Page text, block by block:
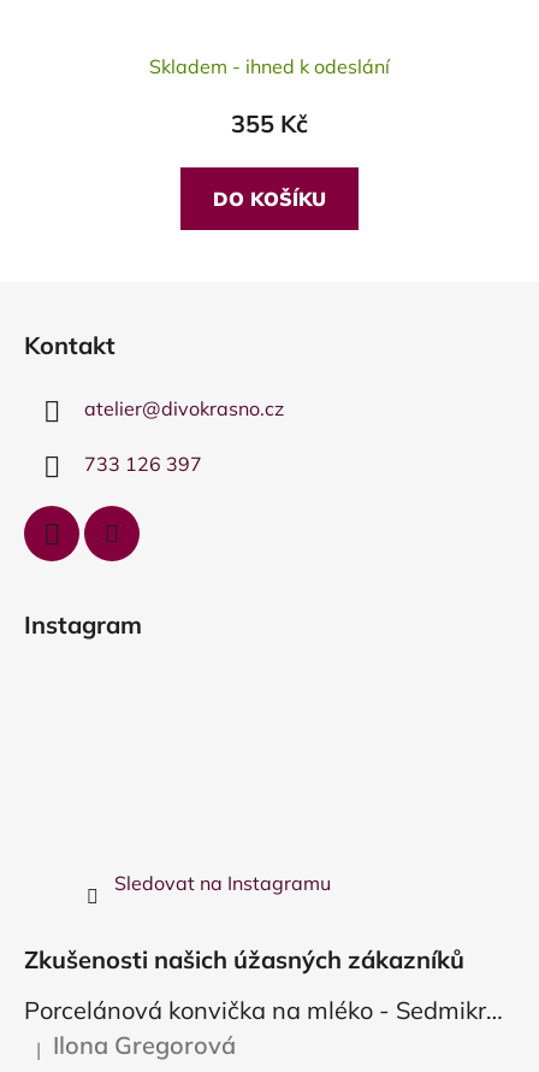
Skladem - ihned k odeslání
355 Kč
DO KOŠÍKU
Kontakt
atelier@divokrasno.cz
733 126 397
Instagram
Sledovat na Instagramu
Zkušenosti našich úžasných zákazníků
Porcelánová konvička na mléko - Sedmikráska
Hodnocení produktu je 5 z 5 hvězdiček.
| Ilona Gregorová